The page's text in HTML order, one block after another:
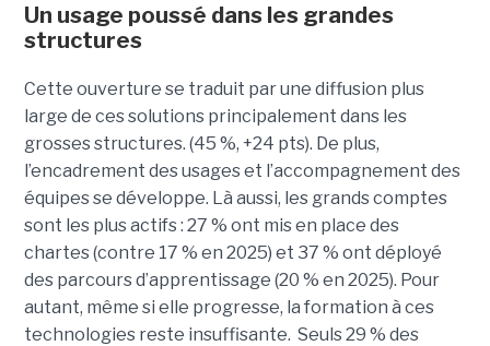
Un usage poussé dans les grandes
structures
Cette ouverture se traduit par une diffusion plus
large de ces solutions principalement dans les
grosses structures. (45 %, +24 pts). De plus,
l’encadrement des usages et l’accompagnement des
équipes se développe. Là aussi, les grands comptes
sont les plus actifs : 27 % ont mis en place des
chartes (contre 17 % en 2025) et 37 % ont déployé
des parcours d’apprentissage (20 % en 2025). Pour
autant, même si elle progresse, la formation à ces
technologies reste insuffisante. Seuls 29 % des